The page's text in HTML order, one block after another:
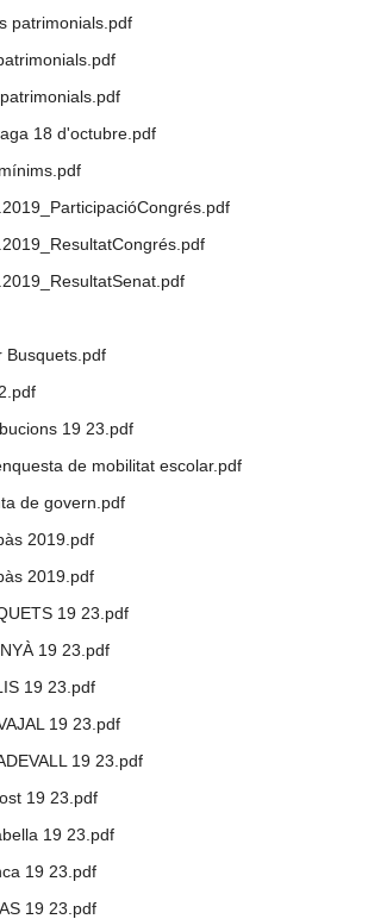
patrimonials.pdf
18 d'octubre.pdf
Busquets.pdf
19 23.pdf
de mobilitat escolar.pdf
de govern.pdf
2019.pdf
2019.pdf
19 23.pdf
19 23.pdf
19 23.pdf
19 23.pdf
19 23.pdf
19 23.pdf
19 23.pdf
19 23.pdf
19 23.pdf